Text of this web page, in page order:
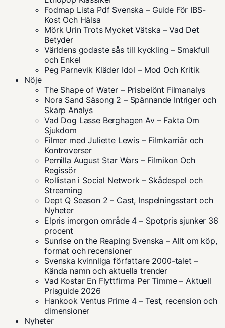
Fodmap Lista Pdf Svenska – Guide För IBS-
Kost Och Hälsa
Mörk Urin Trots Mycket Vätska – Vad Det
Betyder
Världens godaste sås till kyckling – Smakfull
och Enkel
Peg Parnevik Kläder Idol – Mod Och Kritik
Nöje
The Shape of Water – Prisbelönt Filmanalys
Nora Sand Säsong 2 – Spännande Intriger och
Skarp Analys
Vad Dog Lasse Berghagen Av – Fakta Om
Sjukdom
Filmer med Juliette Lewis – Filmkarriär och
Kontroverser
Pernilla August Star Wars – Filmikon Och
Regissör
Rollistan i Social Network – Skådespel och
Streaming
Dept Q Season 2 – Cast, Inspelningsstart och
Nyheter
Elpris imorgon område 4 – Spotpris sjunker 36
procent
Sunrise on the Reaping Svenska – Allt om köp,
format och recensioner
Svenska kvinnliga författare 2000-talet –
Kända namn och aktuella trender
Vad Kostar En Flyttfirma Per Timme – Aktuell
Prisguide 2026
Hankook Ventus Prime 4 – Test, recension och
dimensioner
Nyheter